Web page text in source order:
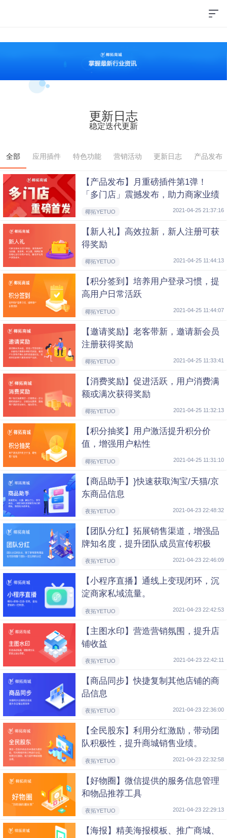
更新日志
稳定迭代更新
全部 应用插件 特色功能 营销活动 更新日志 产品发布
【产品发布】月重磅插件第1弹！
「多门店」震撼发布，助力商家业绩
轻松翻倍！
椰拓YETUO 2021-04-25 21:37:16
【新人礼】高效拉新，新人注册可获
得奖励
椰拓YETUO 2021-04-25 11:44:13
【积分签到】培养用户登录习惯，提
高用户日常活跃
椰拓YETUO 2021-04-25 11:44:07
【邀请奖励】老客带新，邀请新会员
注册获得奖励
椰拓YETUO 2021-04-25 11:33:41
【消费奖励】促进活跃，用户消费满
额或满次获得奖励
椰拓YETUO 2021-04-25 11:32:13
【积分抽奖】用户激活提升积分价
值，增强用户粘性
椰拓YETUO 2021-04-25 11:31:10
【商品助手】}快速获取淘宝/天猫/京
东商品信息
夜拓YETUO 2021-04-23 22:48:32
【团队分红】拓展销售渠道，增强品
牌知名度，提升团队成员宣传积极
性，打造人气商城。
夜拓YETUO 2021-04-23 22:46:09
【小程序直播】通线上变现闭环，沉
淀商家私域流量。
夜拓YETUO 2021-04-23 22:42:53
【主图水印】营造营销氛围，提升店
铺收益
夜拓YETUO 2021-04-23 22:42:11
【商品同步】快捷复制其他店铺的商
品信息
夜拓YETUO 2021-04-23 22:36:00
【全民股东】利用分红激励，带动团
队积极性，提升商城销售业绩。
夜拓YETUO 2021-04-23 22:32:58
【好物圈】微信提供的服务信息管理
和物品推荐工具
夜拓YETUO 2021-04-23 22:29:13
【海报】精美海报模板、推广商城、